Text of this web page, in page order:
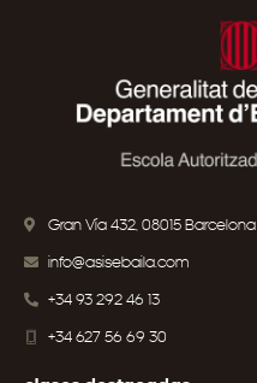
Gran Vía 432, 08015 Barcelona
info@asisebaila.com
+34 93 292 46 13
+34 627 56 69 30